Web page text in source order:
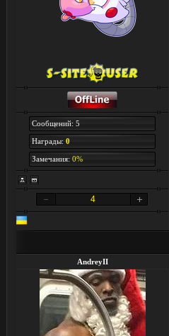
Сообщений: 5
Награды: 0
Замечания: 0%
4
AndreyII